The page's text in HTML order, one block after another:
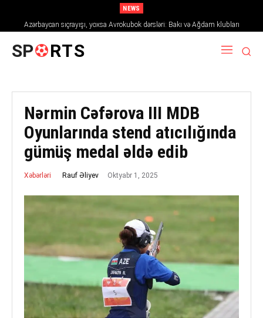
NEWS
Azərbaycan sıçrayışı, yoxsa Avrokubok dərsləri: Bakı və Ağdam klubları
2026/27 mövsümündə Avropanı necə fəth edir
SP RTS
Nərmin Cəfərova III MDB
Oyunlarında stend atıcılığında
gümüş medal əldə edib
Xəbərləri Rauf Əliyev Oktyabr 1, 2025